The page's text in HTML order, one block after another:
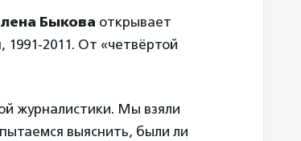
Быкова открывает
1991-2011. От «четвёртой
журналистики. Мы взяли
выяснить, были ли